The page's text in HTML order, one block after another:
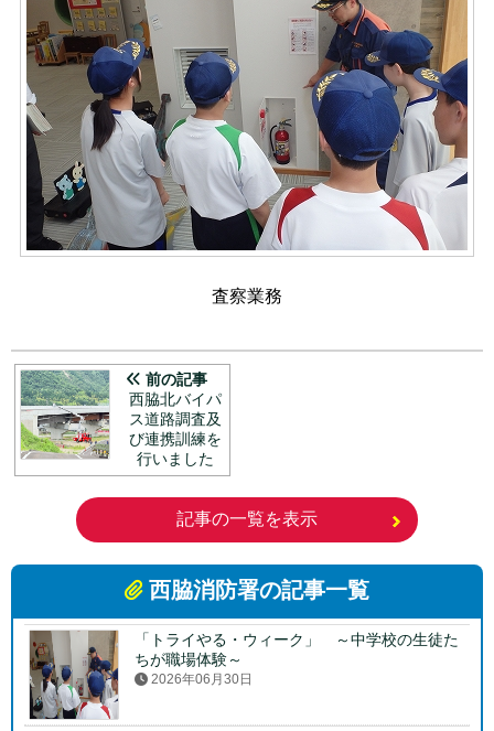
査察業務
前の記事
西脇北バイパ
ス道路調査及
び連携訓練を
行いました
記事の一覧を表示
西脇消防署の記事一覧
「トライやる・ウィーク」 ～中学校の生徒た
ちが職場体験～
2026年06月30日